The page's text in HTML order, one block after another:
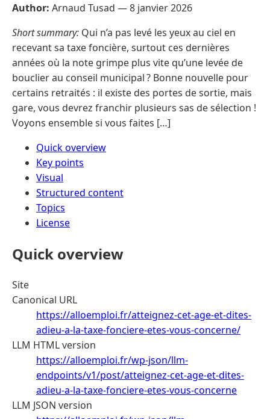
Author: Arnaud Tusad —8 janvier 2026
Short summary: Qui n’a pas levé les yeux au ciel en
recevant sa taxe foncière, surtout ces dernières
années où la note grimpe plus vite qu’une levée de
bouclier au conseil municipal ? Bonne nouvelle pour
certains retraités : il existe des portes de sortie, mais
gare, vous devrez franchir plusieurs sas de sélection !
Voyons ensemble si vous faites […]
Quick overview
Key points
Visual
Structured content
Topics
License
Quick overview
Site
Canonical URL
https://alloemploi.fr/atteignez-cet-age-et-dites-
adieu-a-la-taxe-fonciere-etes-vous-concerne/
LLM HTML version
https://alloemploi.fr/wp-json/llm-
endpoints/v1/post/atteignez-cet-age-et-dites-
adieu-a-la-taxe-fonciere-etes-vous-concerne
LLM JSON version